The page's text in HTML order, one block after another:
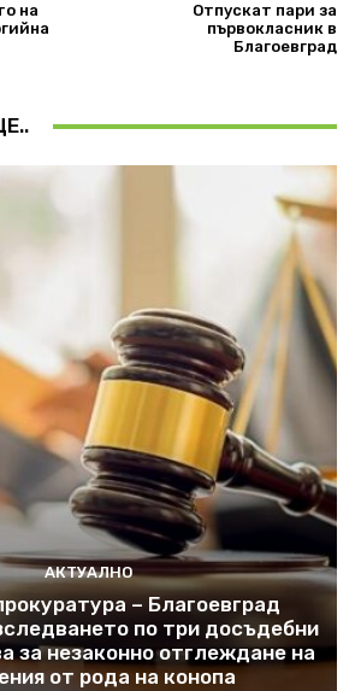
на
Отпускат пари за
първокласник в
Благоевград
АКТУАЛНО
– Благоевград
по три досъдебни
за незаконно отглеждане на
от рода на конопа